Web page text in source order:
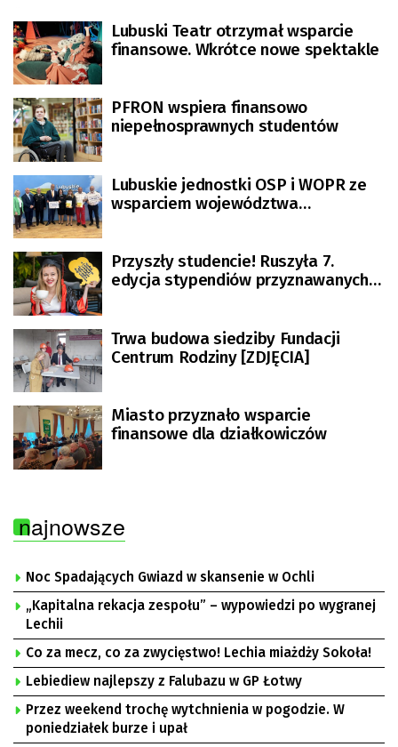
Lubuski Teatr otrzymał wsparcie
finansowe. Wkrótce nowe spektakle
PFRON wspiera finansowo
niepełnosprawnych studentów
Lubuskie jednostki OSP i WOPR ze
wsparciem województwa
Przyszły studencie! Ruszyła 7.
edycja stypendiów przyznawanych
Trwa budowa siedziby Fundacji
Centrum Rodziny [ZDJĘCIA]
Miasto przyznało wsparcie
finansowe dla działkowiczów
najnowsze
Noc Spadających Gwiazd w skansenie w Ochli
„Kapitalna rekacja zespołu” – wypowiedzi po wygranej
Lechii
Co za mecz, co za zwycięstwo! Lechia miażdży Sokoła!
Lebiediew najlepszy z Falubazu w GP Łotwy
Przez weekend trochę wytchnienia w pogodzie. W
poniedziałek burze i upał